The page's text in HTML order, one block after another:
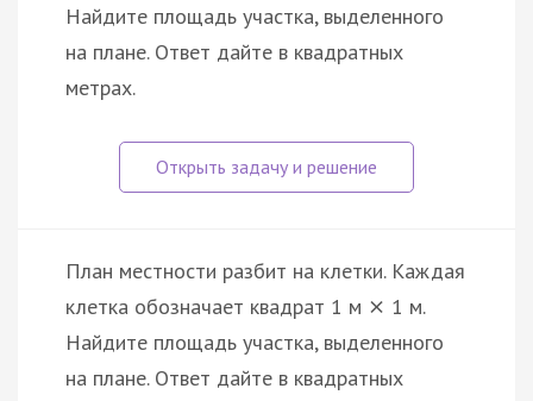
Найдите площадь участка, выделенного
на плане. Ответ дайте в квадратных
метрах.
План местности разбит на клетки. Каждая
клетка обозначает квадрат 1 м × 1 м.
Найдите площадь участка, выделенного
на плане. Ответ дайте в квадратных